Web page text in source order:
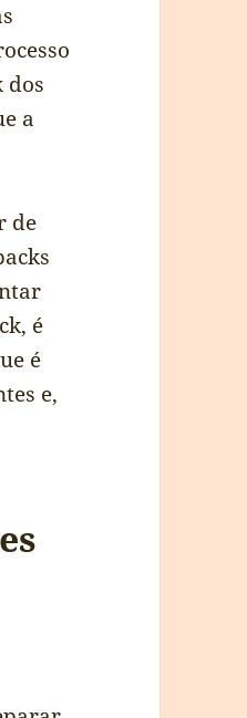
dos
a
de
é
é
e,